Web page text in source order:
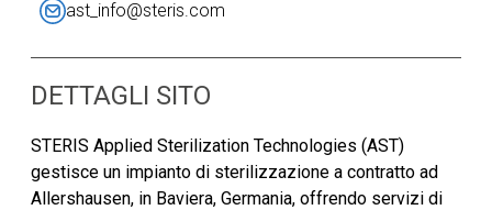
ast_info@steris.com
DETTAGLI SITO
STERIS Applied Sterilization Technologies (AST)
gestisce un impianto di sterilizzazione a contratto ad
Allershausen, in Baviera, Germania, offrendo servizi di